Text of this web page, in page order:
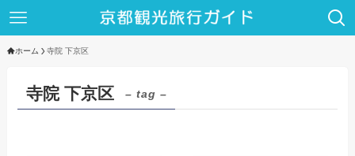
ホーム 寺院 下京区
寺院 下京区 – tag –